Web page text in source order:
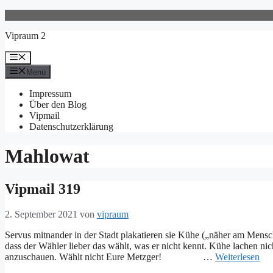
springen
Vipraum 2
Menü
Menü
Impressum
Über den Blog
Vipmail
Datenschutzerklärung
Mahlowat
Vipmail 319
2. September 2021 von vipraum
Servus mitnander in der Stadt plakatieren sie Kühe („näher am
dass der Wähler lieber das wählt, was er nicht kennt. Kühe lachen
anzuschauen. Wählt nicht Eure Metzger! … Weiterlesen